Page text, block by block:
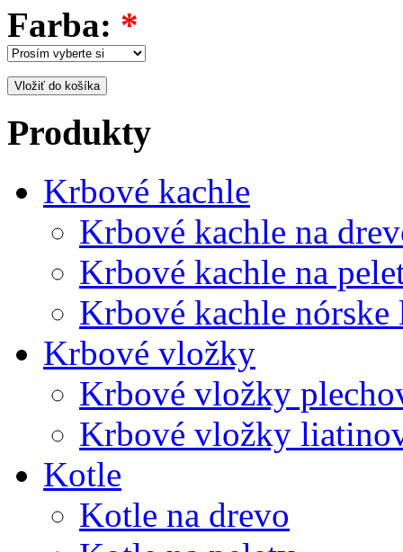
Farba: *
Produkty
Krbové kachle
Krbové kachle na
Krbové kachle na
Krbové kachle
Krbové vložky
Krbové vložky
Krbové vložky
Kotle
Kotle na drevo